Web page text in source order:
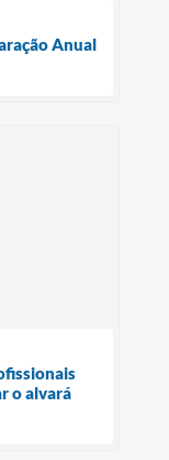
Anual
o alvará